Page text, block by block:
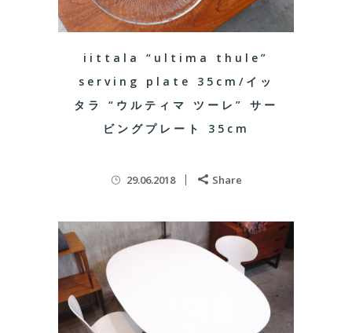
iittala “ultima thule”
serving plate 35cm/イッ
タラ “ウルティマ ツーレ” サー
ビングプレート 35cm
29.06.2018 Share